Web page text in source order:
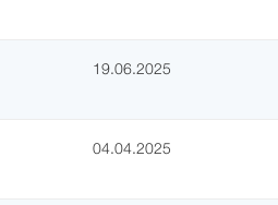
19.06.2025
04.04.2025